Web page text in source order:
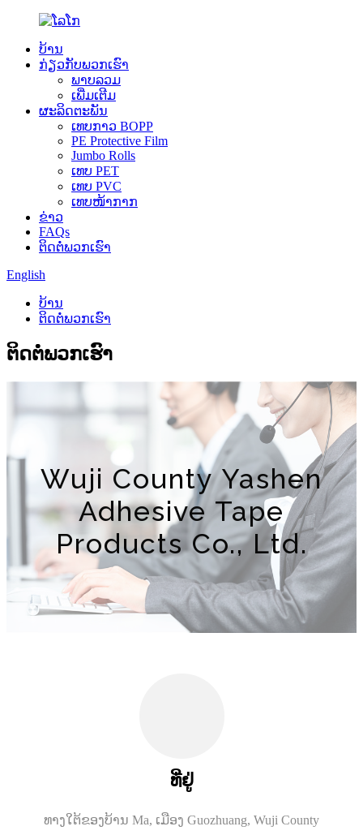
ບ້ານ
ກ່ຽວ​ກັບ​ພວກ​ເຮົາ
ພາບລວມ
ເພີ່ມເຕີມ
ຜະລິດຕະພັນ
ເທບກາວ BOPP
PE Protective Film
Jumbo Rolls
ເທບ PET
ເທບ PVC
ເທບໜ້າກາກ
ຂ່າວ
FAQs
ຕິດ​ຕໍ່​ພວກ​ເຮົາ
English
ບ້ານ
ຕິດ​ຕໍ່​ພວກ​ເຮົາ
ຕິດ​ຕໍ່​ພວກ​ເຮົາ
Wuji County Yashen
Adhesive Tape
Products Co., Ltd.
ທີ່ຢູ່
ທາງ​ໃຕ້​ຂອງ​ບ້ານ Ma, ເມືອງ Guozhuang, Wuji County